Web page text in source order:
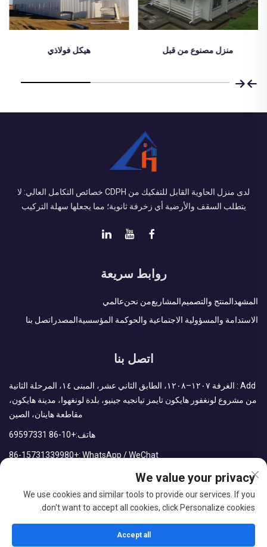
هيكل فولاذي Letin room
لدى منزل الحاوية القابل للتفكيك من CDPH خصائص التكامل العالي: لا
يتطلب السقف والأرضية أي زخرفة ثانوية؛ مما يجعلها سهلة التركيب
روابط سريعة
المشهدالمنتج والتصميمالمشاريعمن نحنعالمي
الاستدامة والمسؤولية الاجتماعية والحوكمة المؤسسيةالمصدر اتصل بنا
اتصل بنا
Add : الغرفة ١٢٠٧–١٢٠٨، الطابق الثاني عشر، المبنى ١٤، المرحلة الثانية
من مشروع لونغفور هايكون تايمز تيانجيه جينيو، بلدة لونغهوا، مدينة هايكون،
مقاطعة هاينان، الصين
هاتف:+86-10 69597331
WhatsApp / WeChat :
+86-15731339980
البريد الإلكتروني:
جميع الحقوق محفوظة لشركة سي دي بي إتش (هاينان) المحدودة
We value your privacy
We use cookies and similar tools to provide our services. If you
don't want to accept all cookies, click Personalize cookies.
Accept all